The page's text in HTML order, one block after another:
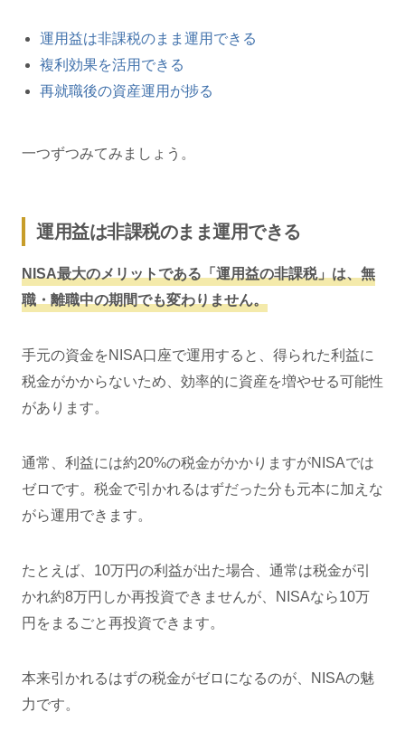
運用益は非課税のまま運用できる
複利効果を活用できる
再就職後の資産運用が捗る
一つずつみてみましょう。
運用益は非課税のまま運用できる
NISA最大のメリットである「運用益の非課税」は、無
職・離職中の期間でも変わりません。
手元の資金をNISA口座で運用すると、得られた利益に
税金がかからないため、効率的に資産を増やせる可能性
があります。
通常、利益には約20%の税金がかかりますがNISAでは
ゼロです。税金で引かれるはずだった分も元本に加えな
がら運用できます。
たとえば、10万円の利益が出た場合、通常は税金が引
かれ約8万円しか再投資できませんが、NISAなら10万
円をまるごと再投資できます。
本来引かれるはずの税金がゼロになるのが、NISAの魅
力です。